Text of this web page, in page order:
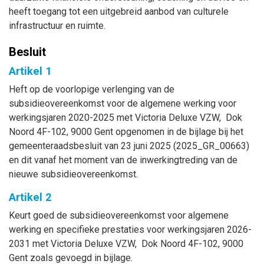
heeft toegang tot een uitgebreid aanbod van culturele
infrastructuur en ruimte.
Besluit
Artikel 1
Heft op de voorlopige verlenging van de
subsidieovereenkomst voor de algemene werking voor
werkingsjaren 2020-2025 met Victoria Deluxe VZW, Dok
Noord 4F-102, 9000 Gent opgenomen in de bijlage bij het
gemeenteraadsbesluit van 23 juni 2025 (2025_GR_00663)
en dit vanaf het moment van de inwerkingtreding van de
nieuwe subsidieovereenkomst.
Artikel 2
Keurt goed de subsidieovereenkomst voor algemene
werking en specifieke prestaties voor werkingsjaren 2026-
2031 met Victoria Deluxe VZW, Dok Noord 4F-102, 9000
Gent zoals gevoegd in bijlage.